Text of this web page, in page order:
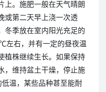
上。施肥一般在天气晴朗
或第二天早上浇一次透
冬季放在室内阳光充足的
左右，并有一定的昼夜温
植株继续生长。如果保持
，维持盆土干燥，停止施
温，某些品种甚至能耐